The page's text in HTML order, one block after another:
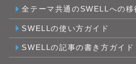
全テーマ共通のSWELLへの移
SWELLの使い方ガイド
SWELLの記事の書き方ガイド